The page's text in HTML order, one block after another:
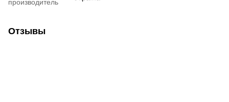
производитель
Отзывы